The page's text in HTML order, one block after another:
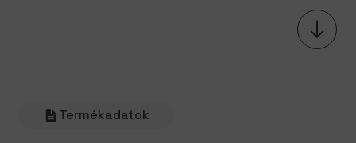
Termékadatok